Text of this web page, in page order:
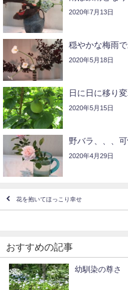
2020年7月13日
穏やかな梅雨
2020年5月18日
日に日に移り
2020年5月15日
野バラ、、、
2020年4月29日
花を抱いてほっこり幸せ
おすすめの記事
幼馴染の尊さ